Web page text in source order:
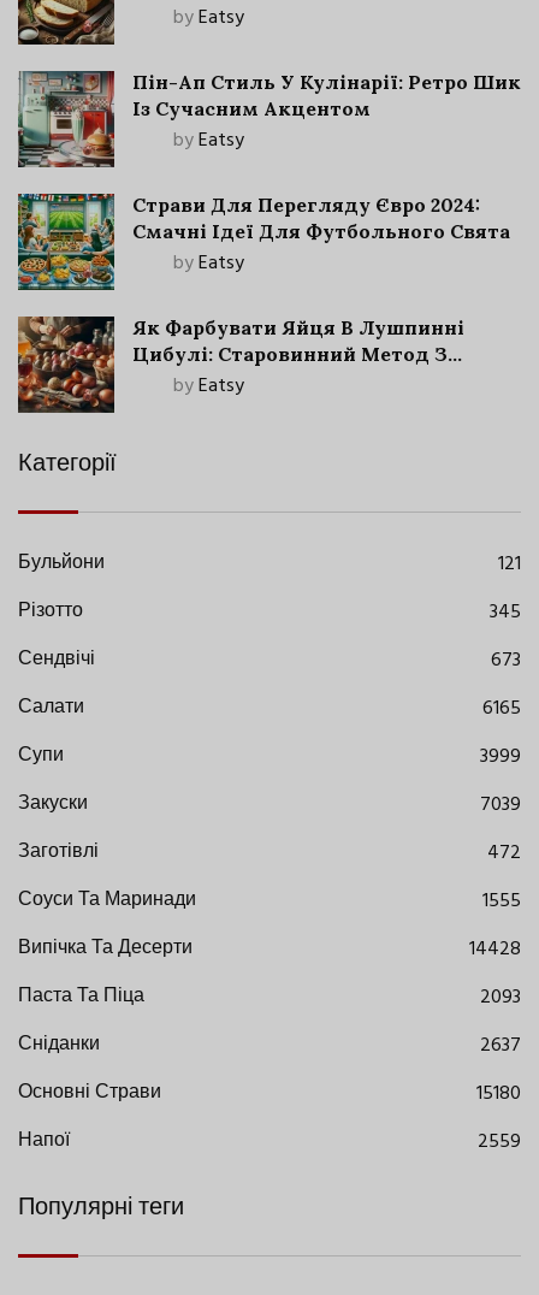
byEatsy
Пін-Ап Стиль У Кулінарії: Ретро Шик
Із Сучасним Акцентом
byEatsy
Страви Для Перегляду Євро 2024:
Смачні Ідеї Для Футбольного Свята
byEatsy
Як Фарбувати Яйця В Лушпинні
Цибулі: Старовинний Метод З
Сучасними Нюансами
byEatsy
Категорії
Бульйони
121
Різотто
345
Сендвічі
673
Салати
6165
Супи
3999
Закуски
7039
Заготівлі
472
Соуси Та Маринади
1555
Випічка Та Десерти
14428
Паста Та Піца
2093
Сніданки
2637
Основні Страви
15180
Напої
2559
Популярні теги